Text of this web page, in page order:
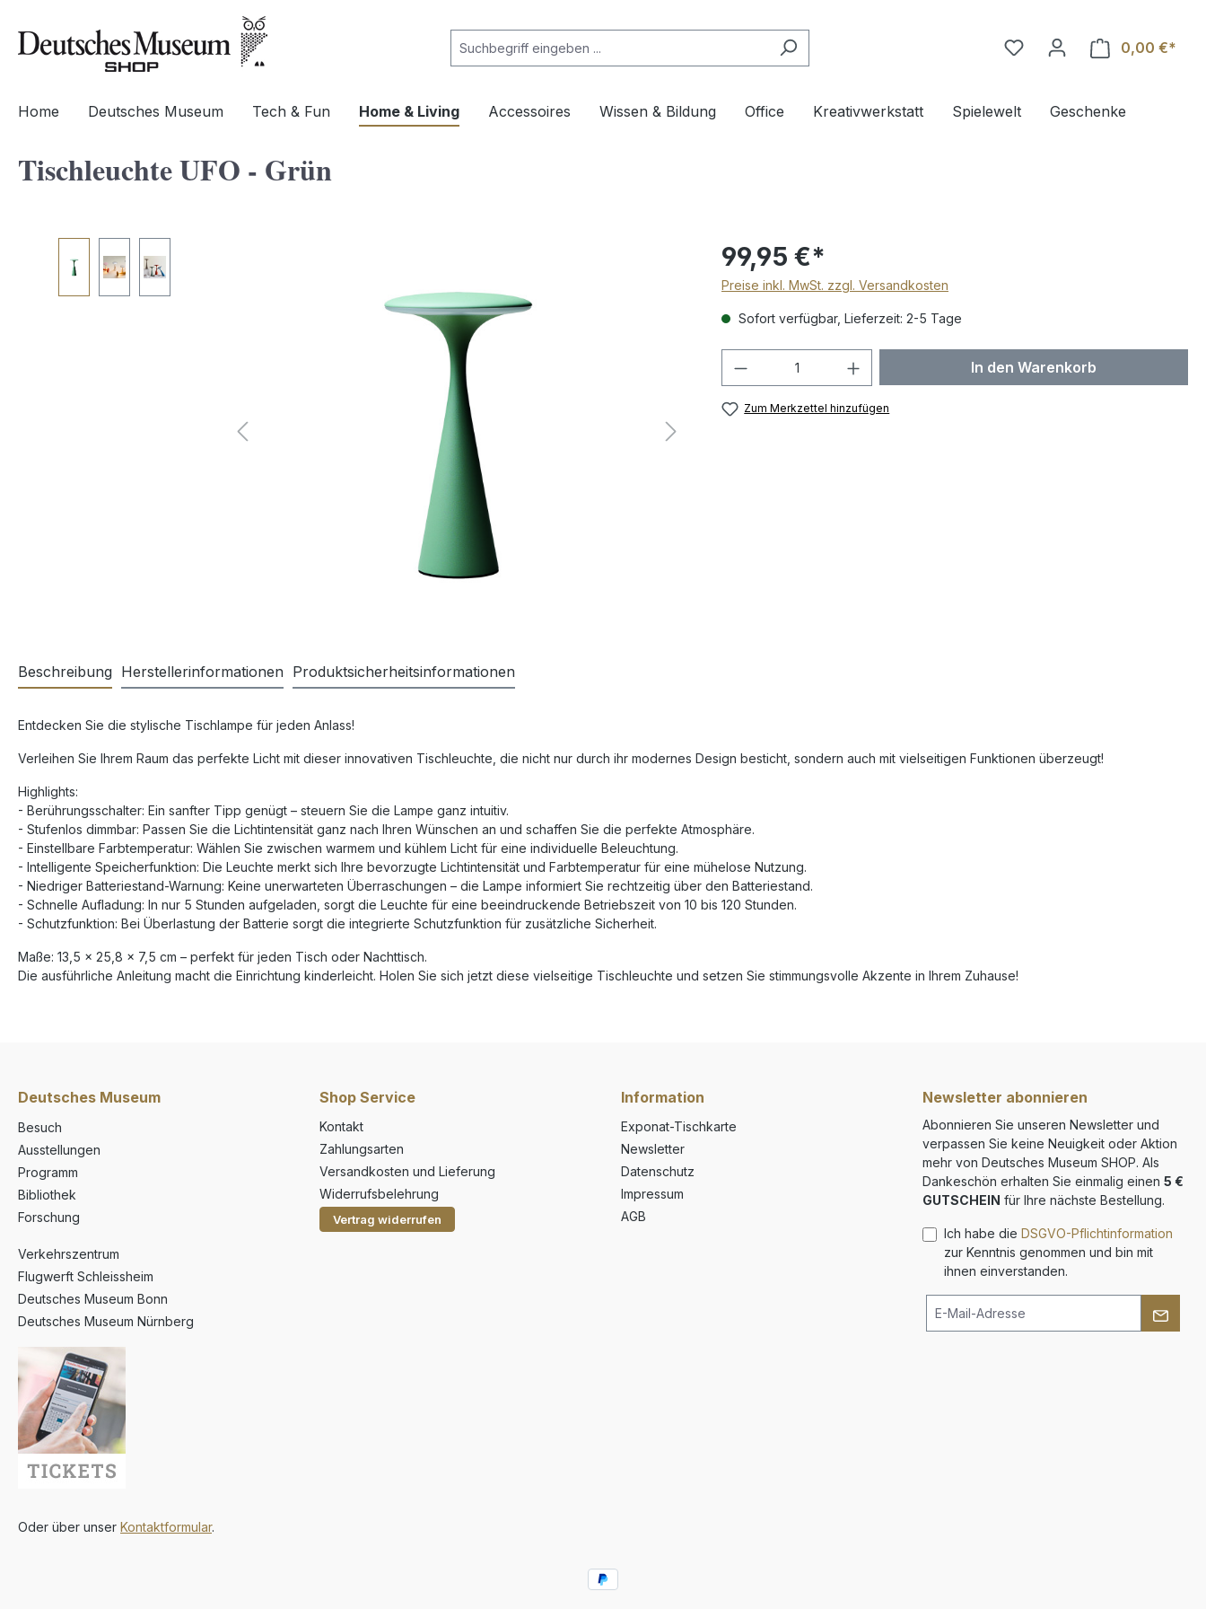
Zur Hauptnavigation springen
0,00 €*
Home Deutsches Museum Tech & Fun Home & Living Accessoires Wissen & Bildung Office Kreativwerkstatt Spielewelt Geschenke
Tischleuchte UFO - Grün
99,95 €*
Preise inkl. MwSt. zzgl. Versandkosten
Sofort verfügbar, Lieferzeit: 2-5 Tage
Produkt Anzahl: Gib den gewünschten Wert
In den Warenkorb
Zum Merkzettel hinzufügen
Beschreibung Herstellerinformationen Produktsicherheitsinformationen
Entdecken Sie die stylische Tischlampe für jeden Anlass!
Verleihen Sie Ihrem Raum das perfekte Licht mit dieser innovativen Tischleuchte, die nicht nur durch ihr modernes Design besticht, sondern auch mit vielseitigen Funktionen überzeugt!
Highlights:
- Berührungsschalter: Ein sanfter Tipp genügt – steuern Sie die Lampe ganz intuitiv.
- Stufenlos dimmbar: Passen Sie die Lichtintensität ganz nach Ihren Wünschen an und schaffen Sie die perfekte Atmosphäre.
- Einstellbare Farbtemperatur: Wählen Sie zwischen warmem und kühlem Licht für eine individuelle Beleuchtung.
- Intelligente Speicherfunktion: Die Leuchte merkt sich Ihre bevorzugte Lichtintensität und Farbtemperatur für eine mühelose Nutzung.
- Niedriger Batteriestand-Warnung: Keine unerwarteten Überraschungen – die Lampe informiert Sie rechtzeitig über den Batteriestand.
- Schnelle Aufladung: In nur 5 Stunden aufgeladen, sorgt die Leuchte für eine beeindruckende Betriebszeit von 10 bis 120 Stunden.
- Schutzfunktion: Bei Überlastung der Batterie sorgt die integrierte Schutzfunktion für zusätzliche Sicherheit.
Maße: 13,5 x 25,8 x 7,5 cm – perfekt für jeden Tisch oder Nachttisch.
Die ausführliche Anleitung macht die Einrichtung kinderleicht. Holen Sie sich jetzt diese vielseitige Tischleuchte und setzen Sie stimmungsvolle Akzente in Ihrem Zuhause!
Deutsches Museum
Besuch
Ausstellungen
Programm
Bibliothek
Forschung
Verkehrszentrum
Flugwerft Schleissheim
Deutsches Museum Bonn
Deutsches Museum Nürnberg
Oder über unser Kontaktformular.
Shop Service
Kontakt
Zahlungsarten
Versandkosten und Lieferung
Widerrufsbelehrung
Vertrag widerrufen
Information
Exponat-Tischkarte
Newsletter
Datenschutz
Impressum
AGB
Newsletter abonnieren
Abonnieren Sie unseren Newsletter und
verpassen Sie keine Neuigkeit oder Aktion
mehr von Deutsches Museum SHOP. Als
Dankeschön erhalten Sie einmalig einen 5 €
GUTSCHEIN für Ihre nächste Bestellung.
Ich habe die DSGVO-Pflichtinformation
zur Kenntnis genommen und bin mit
ihnen einverstanden.